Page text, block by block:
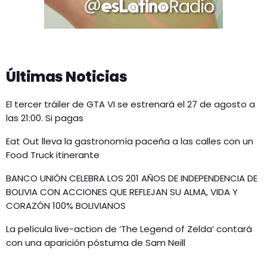
Últimas Noticias
El tercer tráiler de GTA VI se estrenará el 27 de agosto a
las 21:00. Si pagas
Eat Out lleva la gastronomía paceña a las calles con un
Food Truck itinerante
BANCO UNIÓN CELEBRA LOS 201 AÑOS DE INDEPENDENCIA DE
BOLIVIA CON ACCIONES QUE REFLEJAN SU ALMA, VIDA Y
CORAZÓN 100% BOLIVIANOS
La película live-action de ‘The Legend of Zelda’ contará
con una aparición póstuma de Sam Neill